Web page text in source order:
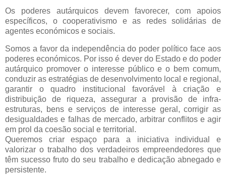
Os poderes autárquicos devem favorecer, com apoios
específicos, o cooperativismo e as redes solidárias de
agentes económicos e sociais.
Somos a favor da independência do poder político face aos
poderes económicos. Por isso é dever do Estado e do poder
autárquico promover o interesse público e o bem comum,
conduzir as estratégias de desenvolvimento local e regional,
garantir o quadro institucional favorável à criação e
distribuição de riqueza, assegurar a provisão de infra-
estruturas, bens e serviços de interesse geral, corrigir as
desigualdades e falhas de mercado, arbitrar conflitos e agir
em prol da coesão social e territorial.
Queremos criar espaço para a iniciativa individual e
valorizar o trabalho dos verdadeiros empreendedores que
têm sucesso fruto do seu trabalho e dedicação abnegado e
persistente.